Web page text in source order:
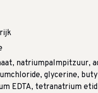
natriumpalmpitzuur,
glycerine,
EDTA, tetranatrium